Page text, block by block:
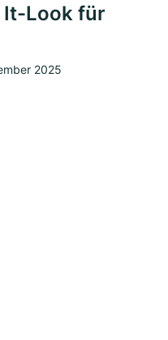
It-Look für
2025